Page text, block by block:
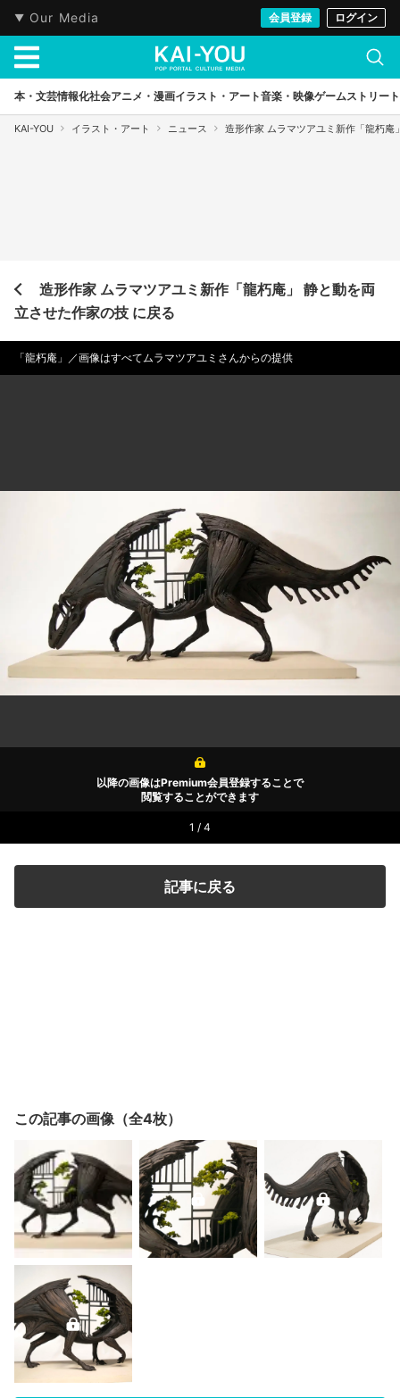
Our Media 会員登録 ログイン
本・文芸情報化社会アニメ・漫画イラスト・アート音楽・映像ゲームストリート
KAI-YOU イラスト・アート ニュース 造形作家 ムラマツアユミ新作「龍朽庵
造形作家 ムラマツアユミ新作「龍朽庵」 静と動を両
立させた作家の技 に戻る
「龍朽庵」／画像はすべてムラマツアユミさんからの提供
以降の画像はPremium会員登録することで
閲覧することができます
1 / 4
記事に戻る
この記事の画像（全4枚）